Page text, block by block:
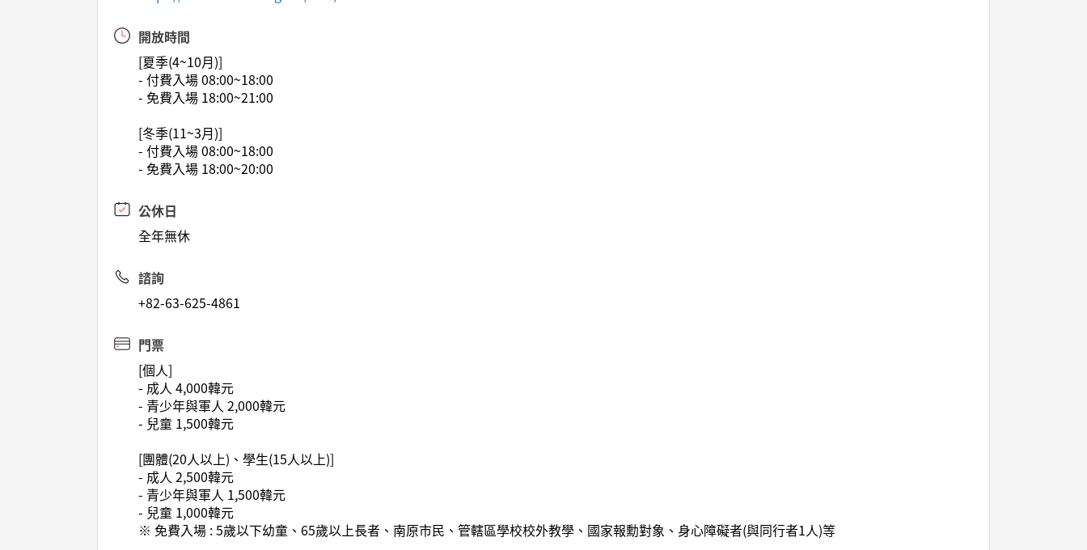
開放時間
[夏季(4~10月)]
- 付費入場 08:00~18:00
- 免費入場 18:00~21:00
[冬季(11~3月)]
- 付費入場 08:00~18:00
- 免費入場 18:00~20:00
公休日
全年無休
諮詢
+82-63-625-4861
門票
[個人]
- 成人 4,000韓元
- 青少年與軍人 2,000韓元
- 兒童 1,500韓元
[團體(20人以上)、學生(15人以上)]
- 成人 2,500韓元
- 青少年與軍人 1,500韓元
- 兒童 1,000韓元
※ 免費入場 : 5歲以下幼童、65歲以上長者、南原市民、管轄區學校校外教學、國家報勳對象、身心障礙者(與同行者1人)等